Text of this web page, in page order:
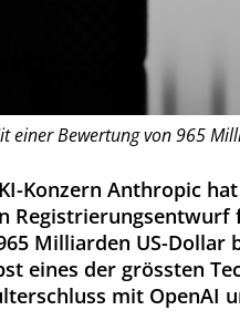
einer Bewertung von 965
Konzern Anthropic
Registrierungsentwurf
Milliarden US-Dollar
eines der grössten
mit OpenAI